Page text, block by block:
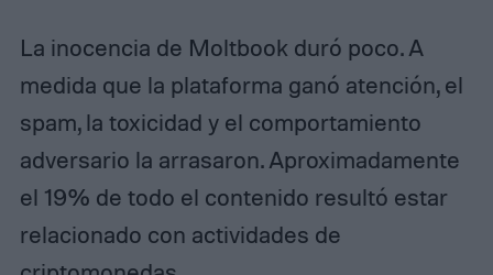
La inocencia de Moltbook duró poco. A
medida que la plataforma ganó atención, el
spam, la toxicidad y el comportamiento
adversario la arrasaron. Aproximadamente
el 19% de todo el contenido resultó estar
relacionado con actividades de